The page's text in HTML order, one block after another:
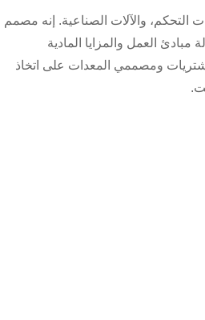
والآلات الصناعية. إنه مصمم
مبادئ العمل والمزايا المادية
ومصممي المعدات على اتخاذ